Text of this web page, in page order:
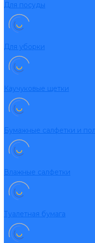
Для посуды
Для уборки
Каучуковые щетки
Бумажные салфетки и
Влажные салфетки
Туалетная бумага